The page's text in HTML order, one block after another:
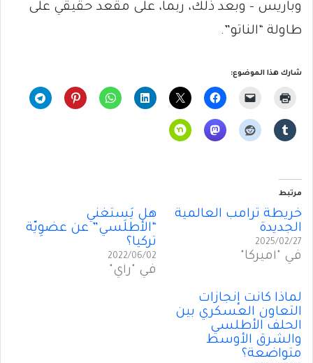
وباريس – وبعد ذلك، ربما، على مقعد حقيقي على
طاولة “الناتو”.
شارك هذا الموضوع:
مرتبط
خريطة ترامب العالمية
الجديدة
2025/02/27
في "أميركا"
هل يَستَغني
“الأطلَسي” عن عضوِيّة
تركيا؟
2022/06/02
في "رأي"
لماذا كانت إنجازات
التعاون العسكري بين
الحلف الأطلسي
والشرق الأوسط
متواضعة؟